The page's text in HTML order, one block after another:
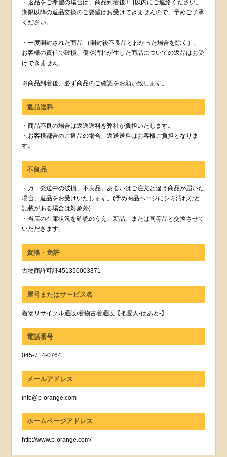
・返品をご希望の場合は、商品到着後3日以内にご連絡ください。
期限以降の返品交換のご要望はお受けできませんので、予めご了承
ください。
・一度開封された商品 （開封後不良品とわかった場合を除く）、
お客様の責任で破損、傷や汚れが生じた商品についての返品はお受
けできません。
※商品到着後、必ず商品のご確認をお願い致します。
返品送料
・商品不良の場合は返送送料を弊社が負担いたします。
・お客様都合のご返品の場合、返送送料はお客様ご負担となりま
す。
不良品
・万一発送中の破損、不良品、あるいはご注文と違う商品が届いた
場合、返品をお受けいたします。(予め商品ページにシミ汚れなど
記載がある場合は対象外)
・当店の在庫状況を確認のうえ、新品、または同等品と交換させて
いただきます。
資格・免許
古物商許可証451350003371
屋号またはサービス名
着物リサイクル通販/着物古着通販【把愛人-はあと-】
電話番号
045-714-0764
メールアドレス
info@p-orange.com
ホームページアドレス
http://www.p-orange.com/